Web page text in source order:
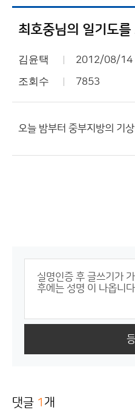
최호중님의 일기도를
김윤택 2012/08/14
조회수 7853
오늘 밤부터 중부지방의 기
댓글 1 개